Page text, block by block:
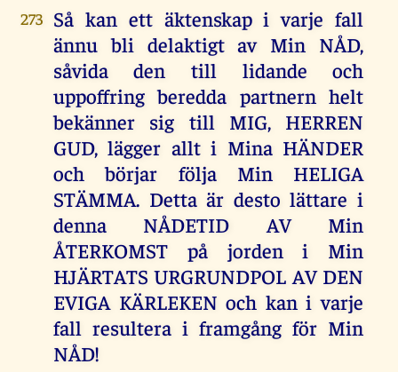
273 Så kan ett äktenskap i varje fall
ännu bli delaktigt av Min NÅD,
såvida den till lidande och
uppoffring beredda partnern helt
bekänner sig till MIG, HERREN
GUD, lägger allt i Mina HÄNDER
och börjar följa Min HELIGA
STÄMMA. Detta är desto lättare i
denna NÅDETID AV Min
ÅTERKOMST på jorden i Min
HJÄRTATS URGRUNDPOL AV DEN
EVIGA KÄRLEKEN och kan i varje
fall resultera i framgång för Min
NÅD!